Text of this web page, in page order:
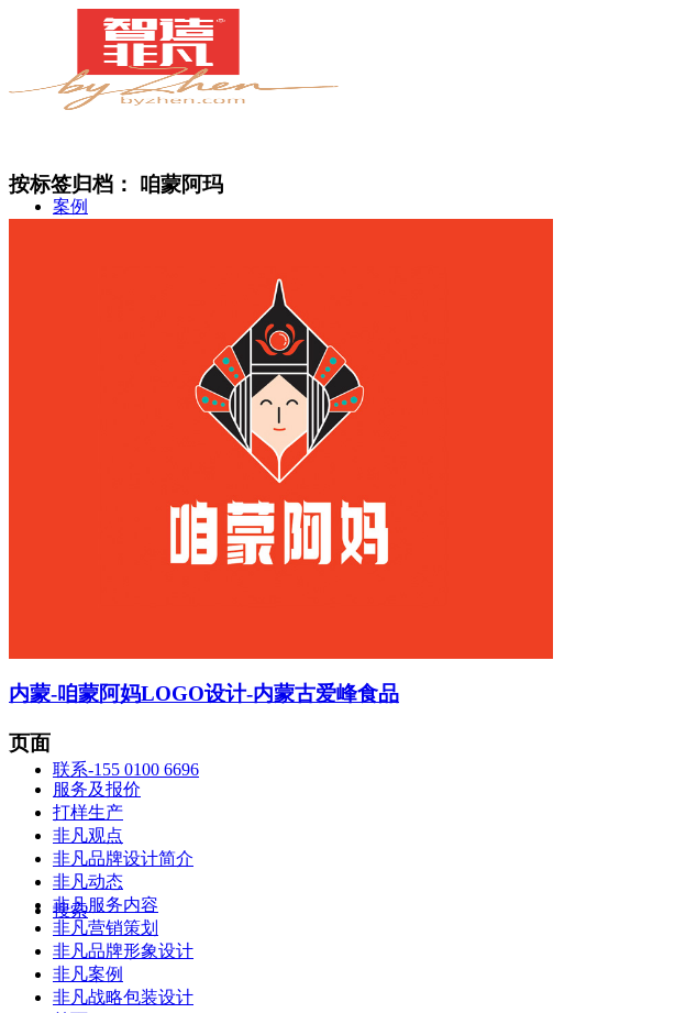
案例
联系-155 0100 6696
搜索
按标签归档： 咱蒙阿玛
内蒙-咱蒙阿妈LOGO设计-内蒙古爱峰食品
页面
服务及报价
打样生产
非凡观点
非凡品牌设计简介
非凡动态
非凡服务内容
非凡营销策划
非凡品牌形象设计
非凡案例
非凡战略包装设计